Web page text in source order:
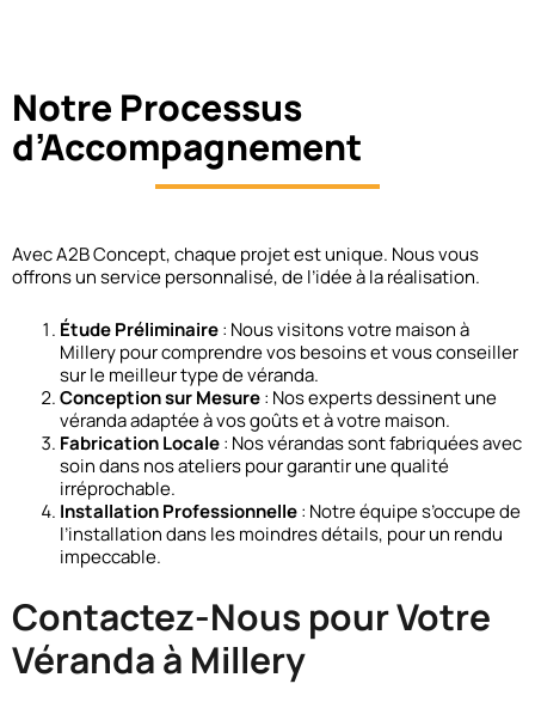
Notre Processus
d’Accompagnement
Avec A2B Concept, chaque projet est unique. Nous vous
offrons un service personnalisé, de l’idée à la réalisation.
Étude Préliminaire: Nous visitons votre maison à
Millery pour comprendre vos besoins et vous conseiller
sur le meilleur type de véranda.
Conception sur Mesure: Nos experts dessinent une
véranda adaptée à vos goûts et à votre maison.
Fabrication Locale: Nos vérandas sont fabriquées avec
soin dans nos ateliers pour garantir une qualité
irréprochable.
Installation Professionnelle: Notre équipe s’occupe de
l’installation dans les moindres détails, pour un rendu
impeccable.
Contactez-Nous pour Votre
Véranda à Millery